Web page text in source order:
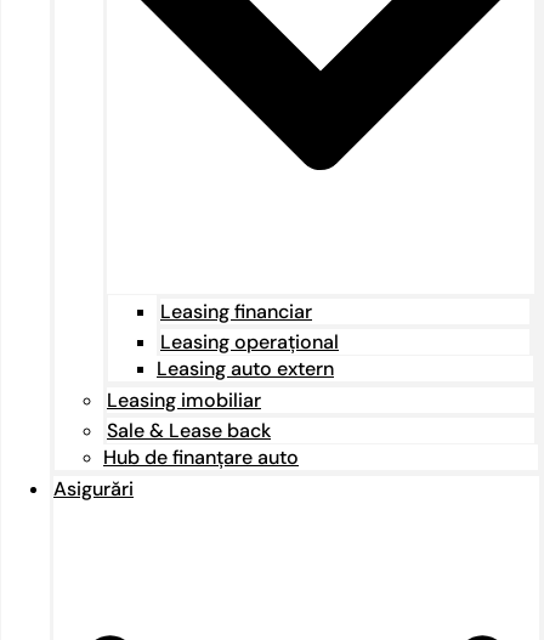
Leasing financiar
Leasing operațional
Leasing auto extern
Leasing imobiliar
Sale & Lease back
Hub de finanțare auto
Asigurări